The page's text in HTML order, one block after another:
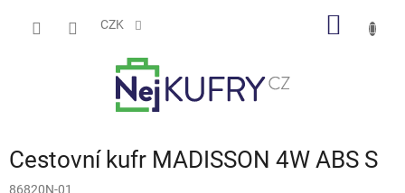
CZK
Cestovní kufr MADISSON 4W ABS S
86820N-01